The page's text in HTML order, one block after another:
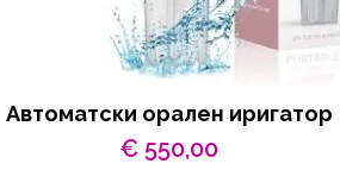
Автоматски орален иригатор
€ 550,00